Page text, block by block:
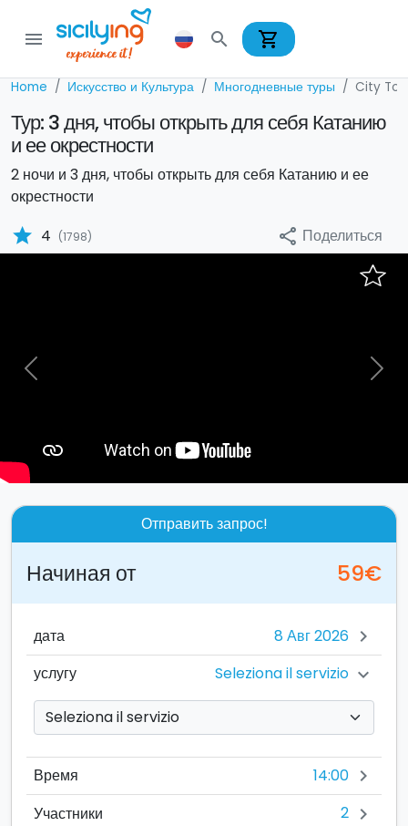
menu search shopping_cart
Home Искусство и Культура Многодневные туры City
Тур: 3 дня, чтобы открыть для себя Катанию
и ее окрестности
2 ночи и 3 дня, чтобы открыть для себя Катанию и ее
окрестности
star 4 (1798) share Поделиться
Previous Next
Отправить запрос!
Начиная от 59€
дата chevron_right
услугу Seleziona il servizio chevron_right
Время 14:00 chevron_right
Участники 2 chevron_right